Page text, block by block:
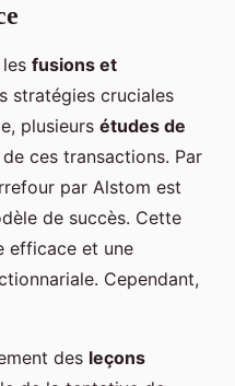
fusions et
stratégies cruciales
plusieurs études de
ces transactions. Par
par Alstom est
de succès. Cette
efficace et une
Cependant,
des leçons